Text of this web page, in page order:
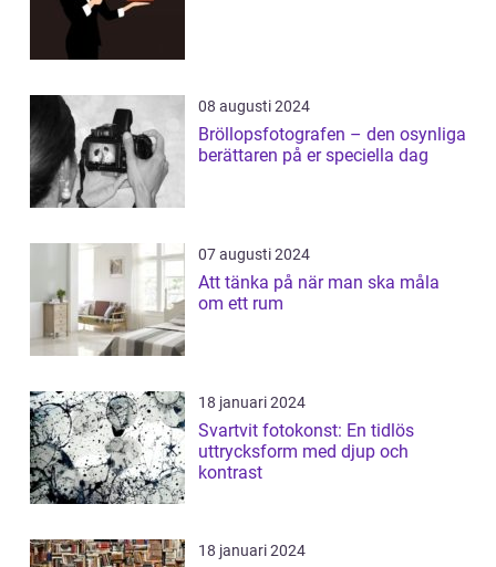
08 augusti 2024
Bröllopsfotografen – den osynliga
berättaren på er speciella dag
07 augusti 2024
Att tänka på när man ska måla
om ett rum
18 januari 2024
Svartvit fotokonst: En tidlös
uttrycksform med djup och
kontrast
18 januari 2024